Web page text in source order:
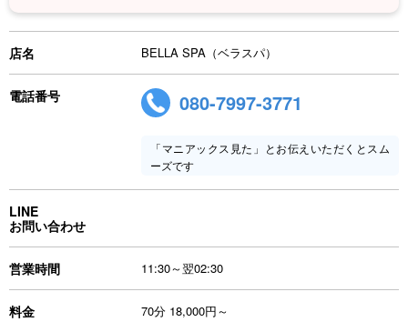
店名 BELLA SPA（ベラスパ）
電話番号 080-7997-3771
「マニアックス見た」とお伝えいただくとスム
ーズです
LINE
お問い合わせ
営業時間 11:30～翌02:30
料金 70分 18,000円～